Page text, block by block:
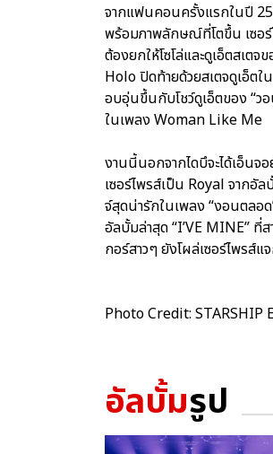
จากแฟนคอนครั้งแรกในปี
พร้อมภาพลักษณ์ที่โตขึ้น เซอร์
ต้องยกให้โซโล่และดูเอ็ตสเต
Holo ปิดท้ายด้วยสเตจดูเอ็ต
อบอุ่นขึ้นกับโชว์ดูเอ็ตของ “ว
ในเพลง Woman Like Me
งานนี้นอกจากไดบึจะได้เอ็น
เซอร์ไพรส์เป็น Royal จากอั
จ์สุดน่ารักในเพลง “งอนตลอ
อัลบั้มล่าสุด “I’VE MINE”
กอร์สาวๆ ยังโผล่เซอร์ไพรส์
Photo Credit:
อัลบั้มรูป